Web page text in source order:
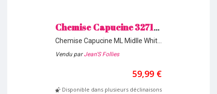
Chemise Capucine 32718331 White Teddy Smith H26
Chemise Capucine ML Midlle White
Vendu parJean'S Follies
59,99 €
Disponible dans plusieurs déclinaisons